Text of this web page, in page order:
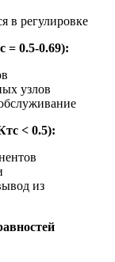
в регулировке
= 0.5-0.69):
узлов
< 0.5):
из